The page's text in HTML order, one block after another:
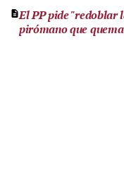
El PP pide "redoblar
pirómano que